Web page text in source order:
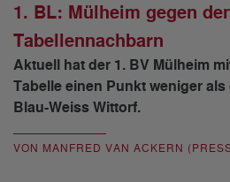
1. BL: Mülheim gegen
Tabellennachbarn
Aktuell hat der 1. BV Mülheim
Tabelle einen Punkt weniger
Blau-Weiss Wittorf.
VON MANFRED VAN ACKERN